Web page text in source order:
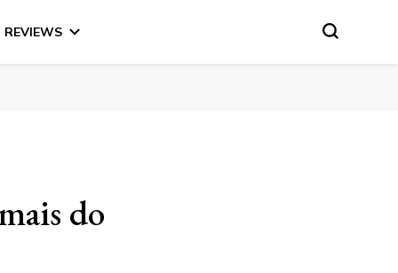
REVIEWS
do